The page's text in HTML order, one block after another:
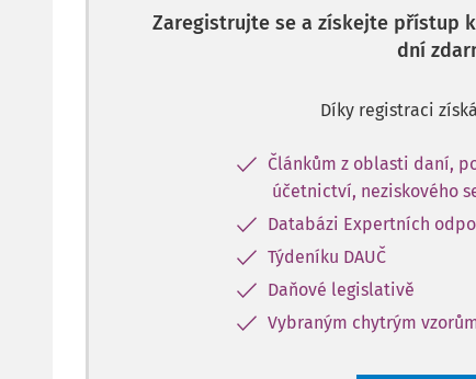
Zaregistrujte se a získejte přístup
dní
Díky registraci
Článkům z oblasti daní,
účetnictví, neziskového
Databázi Expertních
Týdeníku DAUČ
Daňové legislativě
Vybraným chytrým